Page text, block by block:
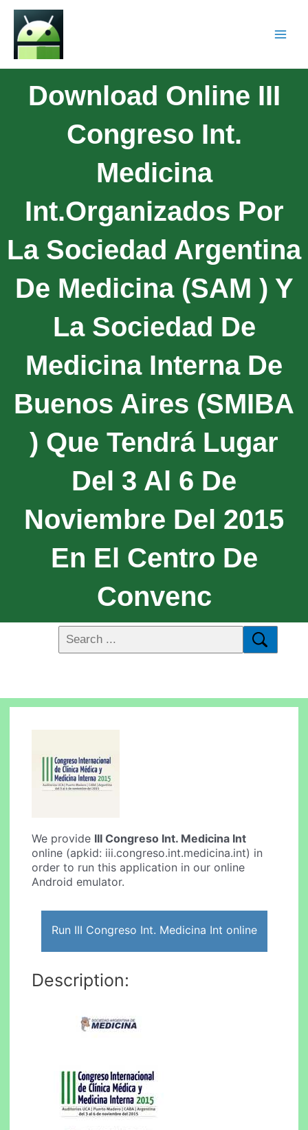
Download Online III
Congreso Int.
Medicina
Int.Organizados Por
La Sociedad Argentina
De Medicina (SAM ) Y
La Sociedad De
Medicina Interna De
Buenos Aires (SMIBA
) Que Tendrá Lugar
Del 3 Al 6 De
Noviembre Del 2015
En El Centro De
Convenc
We provide III Congreso Int. Medicina Int
online (apkid: iii.congreso.int.medicina.int) in
order to run this application in our online
Android emulator.
Run III Congreso Int. Medicina Int online
Description: